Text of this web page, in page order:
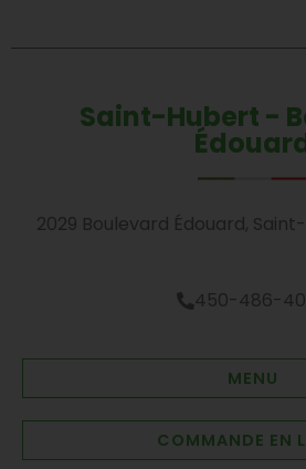
Saint-Hubert -
2029 Boulevard Édouard,
450-486-
MENU
COMMANDE EN